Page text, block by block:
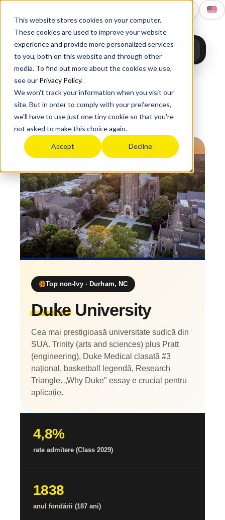
This website stores cookies on your computer.
These cookies are used to improve your website
experience and provide more personalized services
to you, both on this website and through other
media. To find out more about the cookies we use,
see our Privacy Policy.
We won't track your information when you visit our
site. But in order to comply with your preferences,
we'll have to use just one tiny cookie so that you're
not asked to make this choice again.
Accept Decline
UpgradeEducation
Duke University
Top non-Ivy · Durham, NC
DukeUniversity
Cea mai prestigioasă universitate sudică din
SUA. Trinity (arts and sciences) plus Pratt
(engineering), Duke Medical clasată #3
național, basketball legendă, Research
Triangle. „Why Duke" essay e crucial pentru
aplicație.
4,8%
rate admitere (Class 2029)
1838
anul fondării (187 ani)